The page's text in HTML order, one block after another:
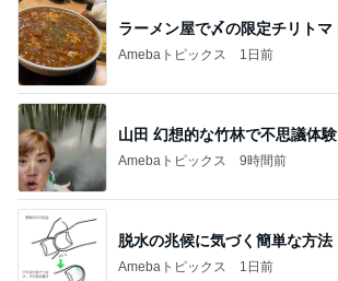
ラーメン屋で〆の限定チリトマ
Amebaトピックス 1日前
山田 幻想的な竹林で不思議体験
Amebaトピックス 9時間前
脱水の兆候に気づく簡単な方法
Amebaトピックス 1日前